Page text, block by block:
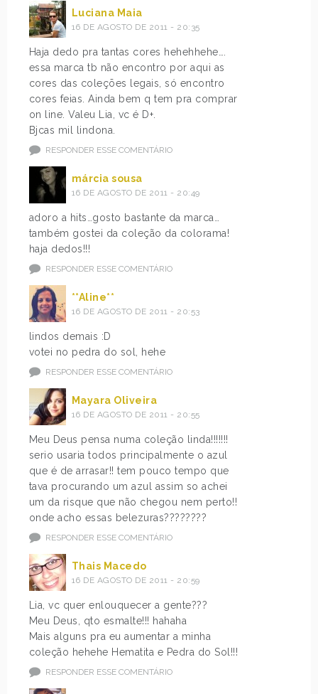
Luciana Maia
16 DE AGOSTO DE 2011 - 20:35
Haja dedo pra tantas cores hehehhehe….
essa marca tb não encontro por aqui as
cores das coleções legais, só encontro
cores feias. Ainda bem q tem pra comprar
on line. Valeu Lia, vc é D+.
Bjcas mil lindona.
RESPONDER ESSE COMENTÁRIO
márcia sousa
16 DE AGOSTO DE 2011 - 20:49
adoro a hits…gosto bastante da marca…
também gostei da coleção da colorama!
haja dedos!!!
RESPONDER ESSE COMENTÁRIO
**Aline**
16 DE AGOSTO DE 2011 - 20:53
lindos demais :D
votei no pedra do sol, hehe
RESPONDER ESSE COMENTÁRIO
Mayara Oliveira
16 DE AGOSTO DE 2011 - 20:55
Meu Deus pensa numa coleção linda!!!!!!!
serio usaria todos principalmente o azul
que é de arrasar!! tem pouco tempo que
tava procurando um azul assim so achei
um da risque que não chegou nem perto!!
onde acho essas belezuras????????
RESPONDER ESSE COMENTÁRIO
Thais Macedo
16 DE AGOSTO DE 2011 - 20:59
Lia, vc quer enlouquecer a gente???
Meu Deus, qto esmalte!!! hahaha
Mais alguns pra eu aumentar a minha
coleção hehehe Hematita e Pedra do Sol!!!
RESPONDER ESSE COMENTÁRIO